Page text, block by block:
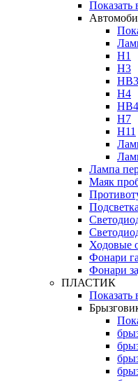
Показать
H1
H3
H4
H7
H11
Лампа
Маяк
Ходовые
Фонари
Фонари
ПЛАСТИК
Показать